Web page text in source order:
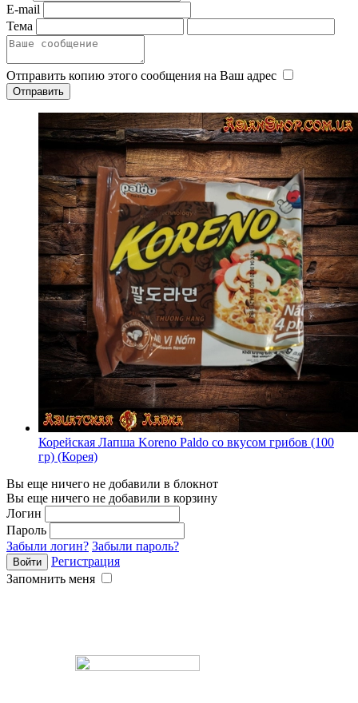
E-mail
Тема
Отправить копию этого сообщения на Ваш адрес
Корейская Лапша Koreno Paldo со вкусом грибов (100
гр) (Корея)
Вы еще ничего не добавили в блокнот
Вы еще ничего не добавили в корзину
Логин
Пароль
Забыли логин? Забыли пароль?
Регистрация
Запомнить меня